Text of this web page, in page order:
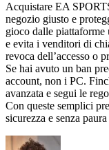
Acquistare EA
negozio giusto e
gioco dalle
e evita i venditori di
revoca dell’accesso o
Se hai avuto un ban
account, non i PC.
avanzata e segui le
Con queste semplici
sicurezza e senza